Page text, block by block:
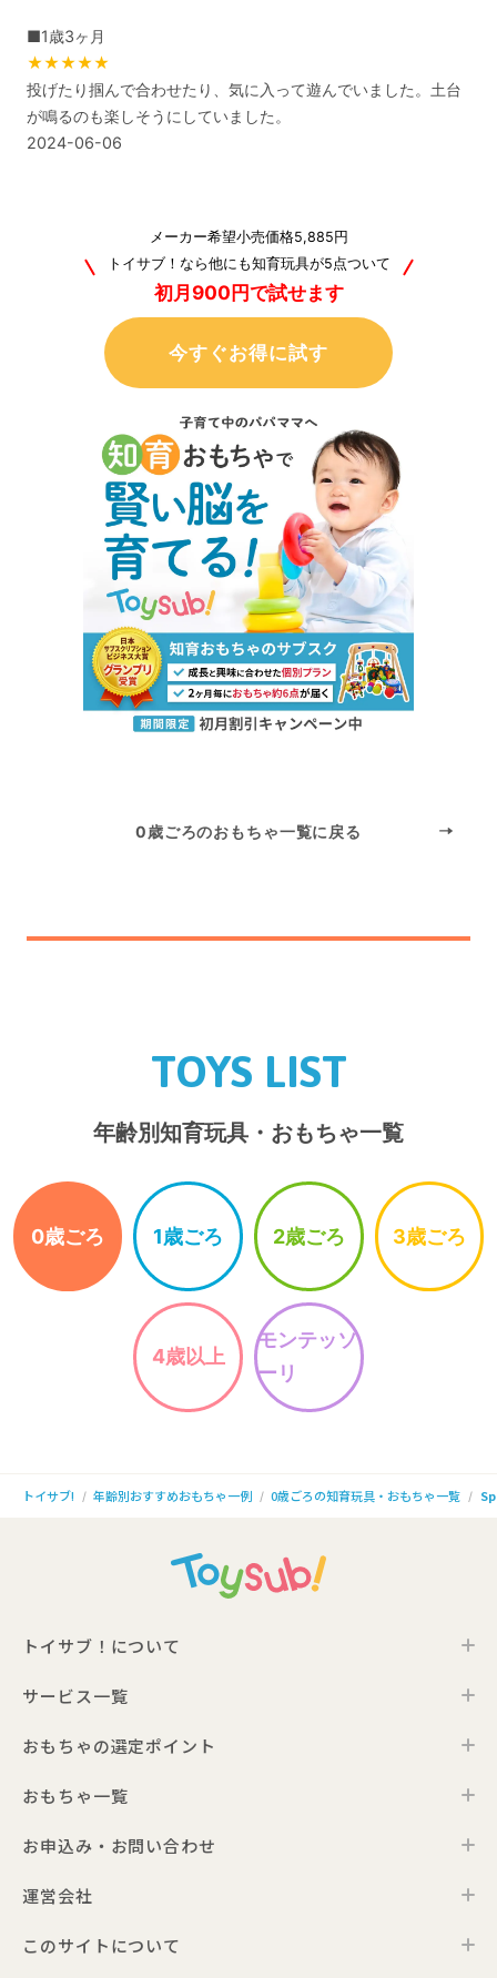
■1歳3ヶ月
★★★★★
投げたり掴んで合わせたり、気に入って遊んでいました。土台
が鳴るのも楽しそうにしていました。
2024-06-06
メーカー希望小売価格5,885円
トイサブ！なら他にも知育玩具が5点ついて
初月900円で試せます
今すぐお得に試す
0歳ごろのおもちゃ一覧に戻る
TOYS LIST
年齢別知育玩具・おもちゃ一覧
0歳ごろ 1歳ごろ 2歳ごろ 3歳ごろ
4歳以上
モンテッソ
ーリ
トイサブ! 年齢別おすすめおもちゃ一例 0歳ごろの知育玩具・おもちゃ一覧
トイサブ！について
トイサブ！の特徴
サービス一覧・料金
Toysub! Times
お知らせ
サービス一覧
トイサブ！ファーストセレクション
おもちゃの選定ポイント
年齢別おすすめおもちゃ
0歳ごろの知育おもちゃの選定ポイント
おもちゃ一覧
0歳ごろのおもちゃ一覧
3歳ごろのおもちゃ一覧
お申込み・お問い合わせ
お申込み
運営会社
代表メッセージ
このサイトについて